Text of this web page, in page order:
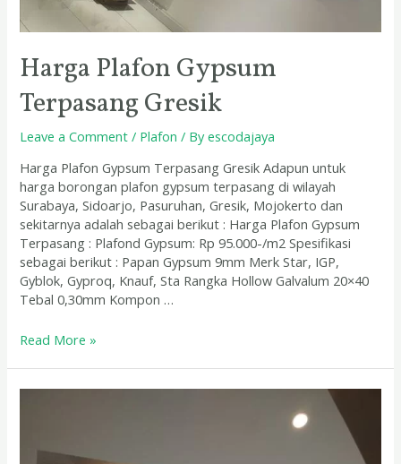
Harga Plafon Gypsum
Terpasang Gresik
Leave a Comment / Plafon / Byescodajaya
Harga Plafon Gypsum Terpasang Gresik Adapun untuk
harga borongan plafon gypsum terpasang di wilayah
Surabaya, Sidoarjo, Pasuruhan, Gresik, Mojokerto dan
sekitarnya adalah sebagai berikut : Harga Plafon Gypsum
Terpasang : Plafond Gypsum: Rp 95.000-/m2 Spesifikasi
sebagai berikut : Papan Gypsum 9mm Merk Star, IGP,
Gyblok, Gyproq, Knauf, Sta Rangka Hollow Galvalum 20×40
Tebal 0,30mm Kompon …
Read More »
GRC